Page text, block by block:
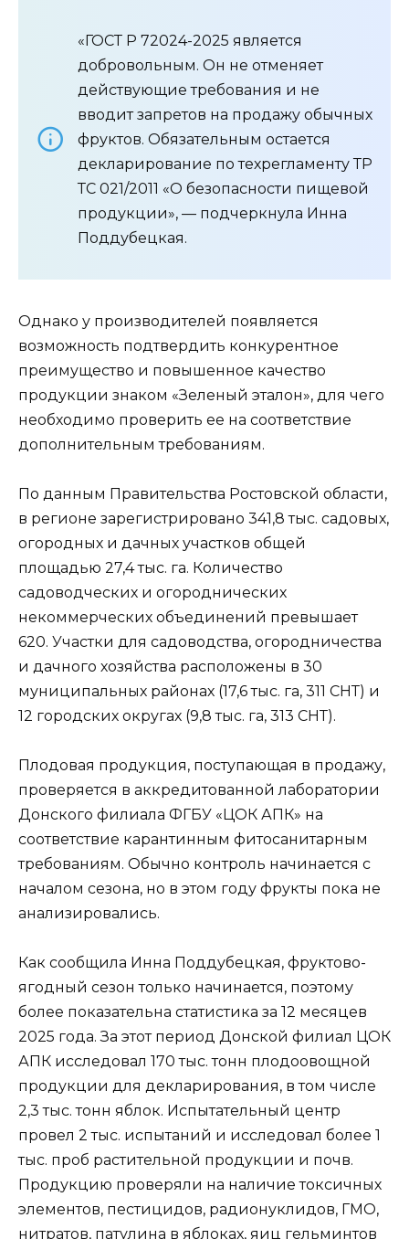
«ГОСТ Р 72024-2025 является
добровольным. Он не отменяет
действующие требования и не
вводит запретов на продажу обычных
фруктов. Обязательным остается
декларирование по техрегламенту ТР
ТС 021/2011 «О безопасности пищевой
продукции», — подчеркнула Инна
Поддубецкая.
Однако у производителей появляется
возможность подтвердить конкурентное
преимущество и повышенное качество
продукции знаком «Зеленый эталон», для чего
необходимо проверить ее на соответствие
дополнительным требованиям.
По данным Правительства Ростовской области,
в регионе зарегистрировано 341,8 тыс. садовых,
огородных и дачных участков общей
площадью 27,4 тыс. га. Количество
садоводческих и огороднических
некоммерческих объединений превышает
620. Участки для садоводства, огородничества
и дачного хозяйства расположены в 30
муниципальных районах (17,6 тыс. га, 311 СНТ) и
12 городских округах (9,8 тыс. га, 313 СНТ).
Плодовая продукция, поступающая в продажу,
проверяется в аккредитованной лаборатории
Донского филиала ФГБУ «ЦОК АПК» на
соответствие карантинным фитосанитарным
требованиям. Обычно контроль начинается с
началом сезона, но в этом году фрукты пока не
анализировались.
Как сообщила Инна Поддубецкая, фруктово-
ягодный сезон только начинается, поэтому
более показательна статистика за 12 месяцев
2025 года. За этот период Донской филиал ЦОК
АПК исследовал 170 тыс. тонн плодоовощной
продукции для декларирования, в том числе
2,3 тыс. тонн яблок. Испытательный центр
провел 2 тыс. испытаний и исследовал более 1
тыс. проб растительной продукции и почв.
Продукцию проверяли на наличие токсичных
элементов, пестицидов, радионуклидов, ГМО,
нитратов, патулина в яблоках, яиц гельминтов